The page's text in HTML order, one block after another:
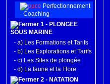
Perfectionnement
- Coaching
1 - PLONGEE
SOUS MARINE
- a) Les Formations et Tarifs
- b) Les Explorations et Tarifs
- c) Les Sites de plongée
- d) La faune et la Flore
2 - NATATION